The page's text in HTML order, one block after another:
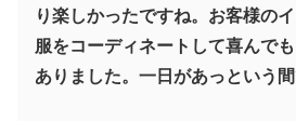
り楽しかったですね。お客様の
服をコーディネートして喜んで
ありました。一日があっという間